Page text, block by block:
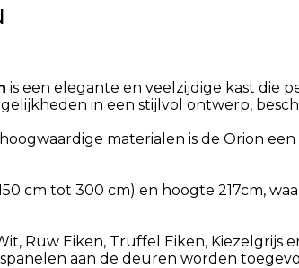
is een elegante en veelzijdige kast die
in een stijlvol ontwerp,
materialen is de Orion
cm tot 300 cm) en hoogte 217cm,
Ruw Eiken, Truffel Eiken, Kiezelgrijs
aan de deuren worden